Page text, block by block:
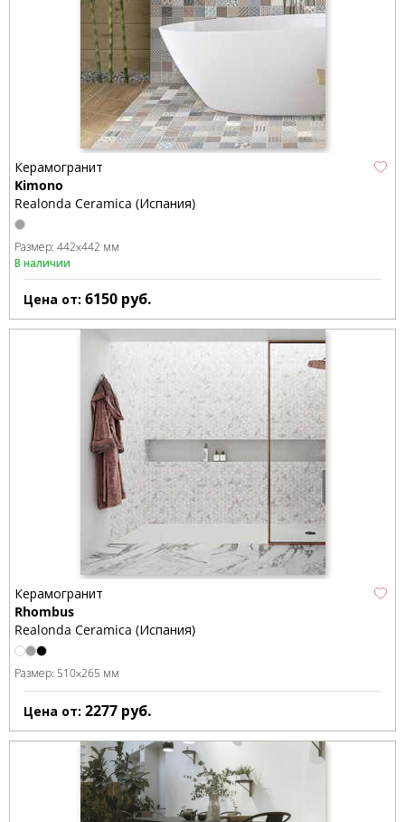
Керамогранит
Kimono
Realonda Ceramica (Испания)
Размер: 442x442 мм
В наличии
Цена от: 6150 руб.
Керамогранит
Rhombus
Realonda Ceramica (Испания)
Размер: 510x265 мм
Цена от: 2277 руб.